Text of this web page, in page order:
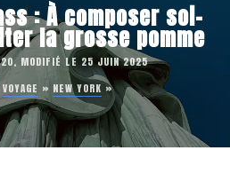
: À composer soi-
la grosse pomme
MODIFIÉ LE 25 JUIN 2025
VOYAGE » NEW YORK»